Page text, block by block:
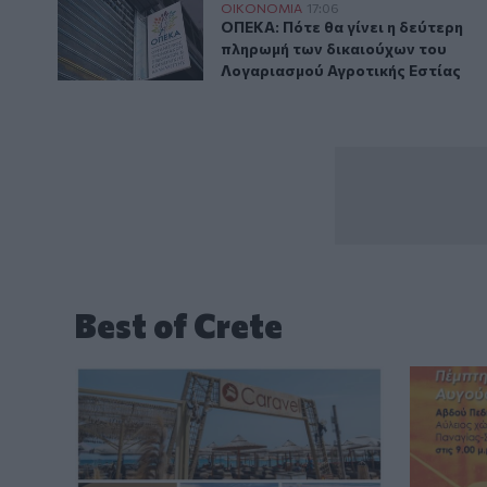
ΟΠΕΚΑ: Πότε θα γίνει η δεύτερη πληρωμή των
ΟΙΚΟΝΟΜΙΑ 17:06
ΟΠΕΚΑ: Πότε θα γίνει η δεύτερη
ΟΠΕΚΑ: Πότε θα γίνει η δεύτερη
πληρωμή των δικαιούχων του
Λογαριασμού Αγροτικής Εστίας
Best of Crete